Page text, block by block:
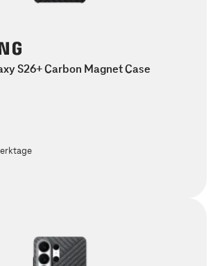
S26+ Carbon Magnet Case